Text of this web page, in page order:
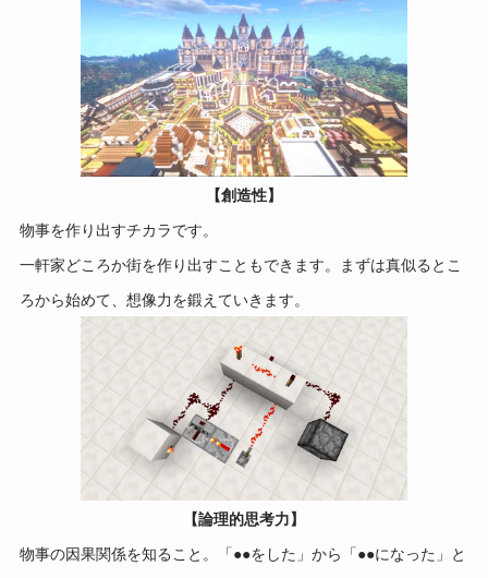
【創造性】
物事を作り出すチカラです。
一軒家どころか街を作り出すこともできます。まずは真似るとこ
ろから始めて、想像力を鍛えていきます。
【論理的思考力】
物事の因果関係を知ること。「●●をした」から「●●になった」と